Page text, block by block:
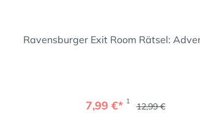
Ravensburger Exit Room Rätsel:
7,99 €* 1 12,99 €